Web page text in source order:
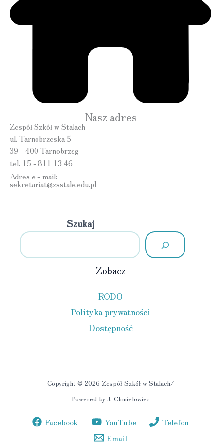
Nasz adres
Zespół Szkół w Stalach
ul. Tarnobrzeska 5
39 - 400 Tarnobrzeg
tel. 15 - 811 13 46
Adres e - mail:
sekretariat@zsstale.edu.pl
Szukaj
Zobacz
RODO
Polityka prywatności
Dostępność
Copyright © 2026 Zespół Szkół w Stalach/
Powered by J. Chmielowiec
Facebook YouTube
Telefon
Email